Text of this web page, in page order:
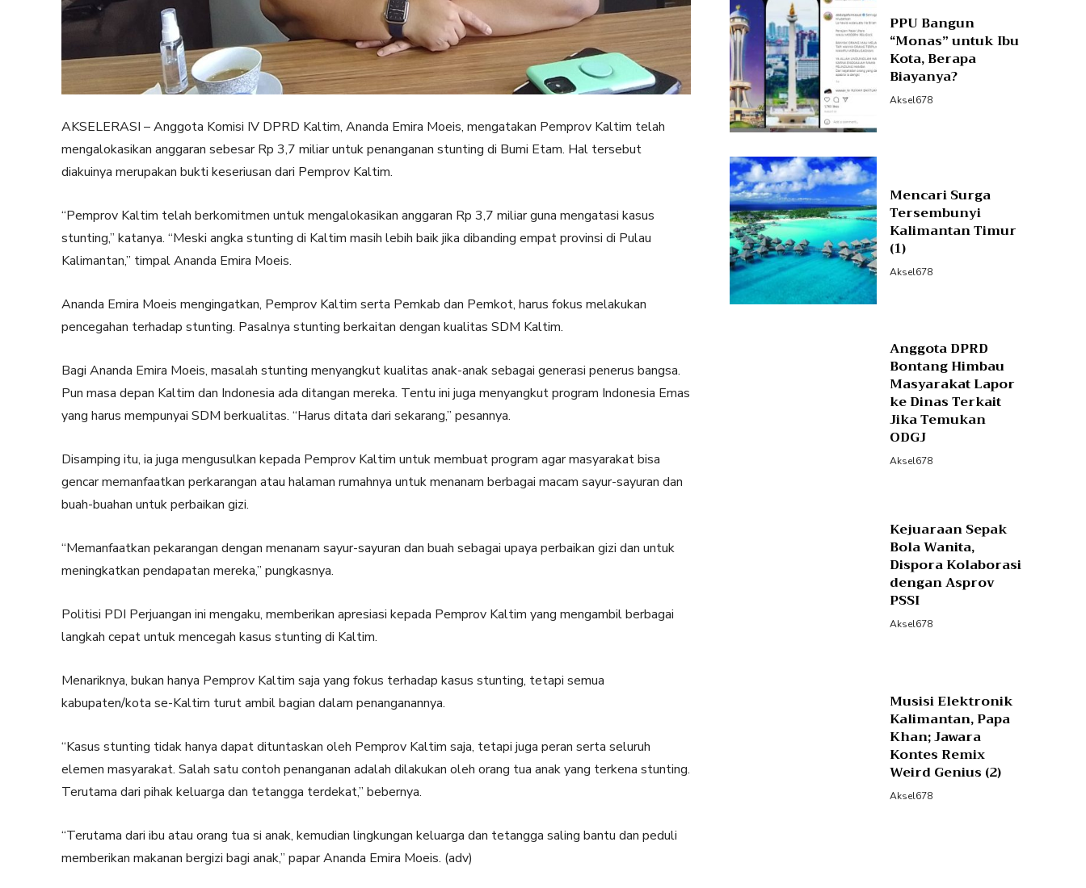
AKSELERASI – Anggota Komisi IV DPRD Kaltim, Ananda Emira Moeis, mengatakan Pemprov Kaltim telah
mengalokasikan anggaran sebesar Rp 3,7 miliar untuk penanganan stunting di Bumi Etam. Hal tersebut
diakuinya merupakan bukti keseriusan dari Pemprov Kaltim.
“Pemprov Kaltim telah berkomitmen untuk mengalokasikan anggaran Rp 3,7 miliar guna mengatasi kasus
stunting,” katanya. “Meski angka stunting di Kaltim masih lebih baik jika dibanding empat provinsi di Pulau
Kalimantan,” timpal Ananda Emira Moeis.
Ananda Emira Moeis mengingatkan, Pemprov Kaltim serta Pemkab dan Pemkot, harus fokus melakukan
pencegahan terhadap stunting. Pasalnya stunting berkaitan dengan kualitas SDM Kaltim.
Bagi Ananda Emira Moeis, masalah stunting menyangkut kualitas anak-anak sebagai generasi penerus bangsa.
Pun masa depan Kaltim dan Indonesia ada ditangan mereka. Tentu ini juga menyangkut program Indonesia Emas
yang harus mempunyai SDM berkualitas. “Harus ditata dari sekarang,” pesannya.
Disamping itu, ia juga mengusulkan kepada Pemprov Kaltim untuk membuat program agar masyarakat bisa
gencar memanfaatkan perkarangan atau halaman rumahnya untuk menanam berbagai macam sayur-sayuran dan
buah-buahan untuk perbaikan gizi.
“Memanfaatkan pekarangan dengan menanam sayur-sayuran dan buah sebagai upaya perbaikan gizi dan untuk
meningkatkan pendapatan mereka,” pungkasnya.
Politisi PDI Perjuangan ini mengaku, memberikan apresiasi kepada Pemprov Kaltim yang mengambil berbagai
langkah cepat untuk mencegah kasus stunting di Kaltim.
Menariknya, bukan hanya Pemprov Kaltim saja yang fokus terhadap kasus stunting, tetapi semua
kabupaten/kota se-Kaltim turut ambil bagian dalam penanganannya.
“Kasus stunting tidak hanya dapat dituntaskan oleh Pemprov Kaltim saja, tetapi juga peran serta seluruh
elemen masyarakat. Salah satu contoh penanganan adalah dilakukan oleh orang tua anak yang terkena stunting.
Terutama dari pihak keluarga dan tetangga terdekat,” bebernya.
“Terutama dari ibu atau orang tua si anak, kemudian lingkungan keluarga dan tetangga saling bantu dan peduli
memberikan makanan bergizi bagi anak,” papar Ananda Emira Moeis. (adv)
PPU Bangun
“Monas” untuk Ibu
Kota, Berapa
Biayanya?
Aksel678
Mencari Surga
Tersembunyi
Kalimantan Timur
(1)
Aksel678
Anggota DPRD
Bontang Himbau
Masyarakat Lapor
ke Dinas Terkait
Jika Temukan
ODGJ
Aksel678
Kejuaraan Sepak
Bola Wanita,
Dispora Kolaborasi
dengan Asprov
PSSI
Aksel678
Musisi Elektronik
Kalimantan, Papa
Khan; Jawara
Kontes Remix
Weird Genius (2)
Aksel678